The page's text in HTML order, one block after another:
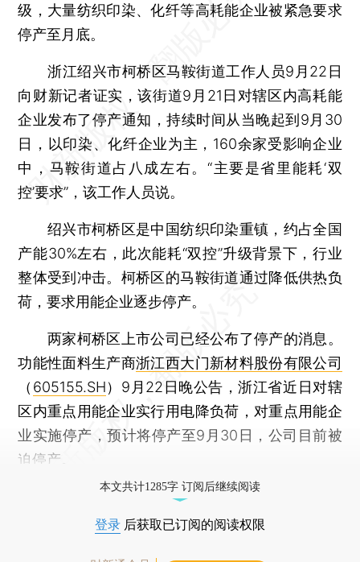
级，大量纺织印染、化纤等高耗能企业被紧急要求
停产至月底。
浙江绍兴市柯桥区马鞍街道工作人员9月22日
向财新记者证实，该街道9月21日对辖区内高耗能
企业发布了停产通知，持续时间从当晚起到9月30
日，以印染、化纤企业为主，160余家受影响企业
中，马鞍街道占八成左右。“主要是省里能耗‘双
控’要求”，该工作人员说。
绍兴市柯桥区是中国纺织印染重镇，约占全国
产能30%左右，此次能耗“双控”升级背景下，行业
整体受到冲击。柯桥区的马鞍街道通过降低供热负
荷，要求用能企业逐步停产。
两家柯桥区上市公司已经公布了停产的消息。
功能性面料生产商浙江西大门新材料股份有限公司
（ 605155.SH）9月22日晚公告，浙江省近日对辖
区内重点用能企业实行用电降负荷，对重点用能企
业实施停产，预计将停产至9月30日，公司目前被
迫停产。
本文共计1285字 订阅后继续阅读
登录 后获取已订阅的阅读权限